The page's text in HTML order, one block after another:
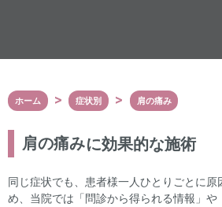
〒107-0061
カプリ北青山5階
表参道駅（A3番出口）から徒歩2分
Google Maps
ホーム 症状別 肩の痛み
肩の痛みに効果的な施術
同じ症状でも、患者様一人ひとりごとに原
め、当院では「問診から得られる情報」